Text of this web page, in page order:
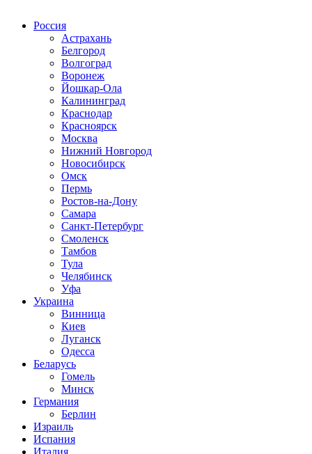
Россия
Астрахань
Белгород
Волгоград
Воронеж
Йошкар-Ола
Калининград
Краснодар
Красноярск
Москва
Нижний Новгород
Новосибирск
Омск
Пермь
Ростов-на-Дону
Самара
Санкт-Петербург
Смоленск
Тамбов
Тула
Челябинск
Уфа
Украина
Винница
Киев
Луганск
Одесса
Беларусь
Гомель
Минск
Германия
Берлин
Израиль
Испания
Италия